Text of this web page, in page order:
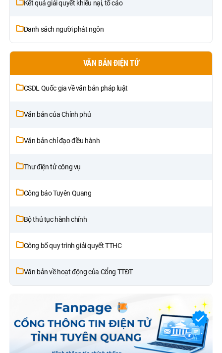
Kết quả giải quyết khiếu nại, tố cáo
Danh sách người phát ngôn
VĂN BẢN ĐIỆN TỬ
CSDL Quốc gia về văn bản pháp luật
Văn bản của Chính phủ
Văn bản chỉ đạo điều hành
Thư điện tử công vụ
Công báo Tuyên Quang
Bộ thủ tục hành chính
Công bố quy trình giải quyết TTHC
Văn bản về hoạt động của Cổng TTĐT